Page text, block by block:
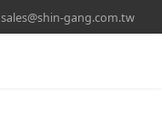
sales@shin-gang.com.tw